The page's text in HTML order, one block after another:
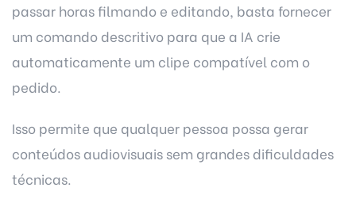
passar horas filmando e editando, basta fornecer
um comando descritivo para que a IA crie
automaticamente um clipe compatível com o
pedido.
Isso permite que qualquer pessoa possa gerar
conteúdos audiovisuais sem grandes dificuldades
técnicas.